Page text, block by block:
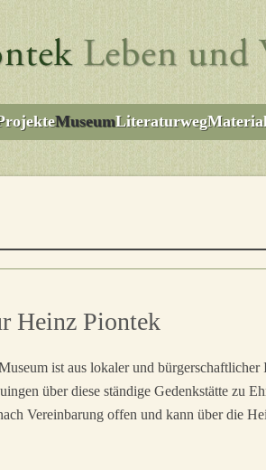
MuseumLiteraturweg
Heinz Piontek
ist aus lokaler und
über diese ständige Gedenkstätte zu
Vereinbarung offen und kann über die